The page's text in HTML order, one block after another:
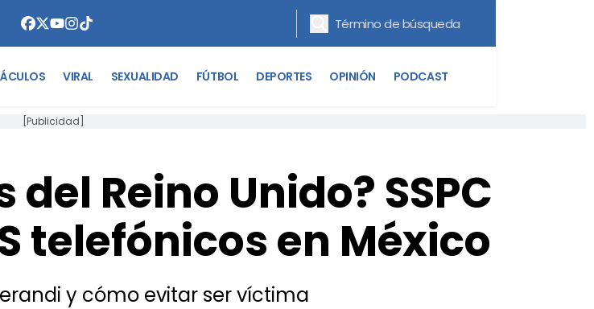
VIRAL SEXUALIDAD FÚTBOL DEPORTES OPINIÓN PODCAST
[Publicidad]
Reino Unido? SSPC
telefónicos en México
y cómo evitar ser víctima